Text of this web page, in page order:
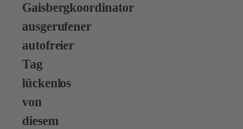
Gaisbergkoordinator
ausgerufener
autofreier
Tag
lückenlos
von
diesem